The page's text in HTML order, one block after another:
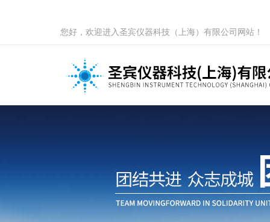
您好，欢迎进入圣宾仪器科技（上海）有限公司网站！